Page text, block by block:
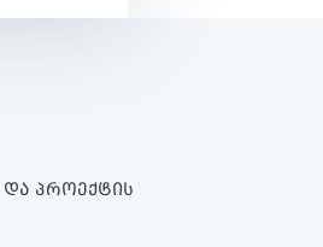
ᲓᲐ ᲞᲠᲝᲔᲥᲢᲘᲡ